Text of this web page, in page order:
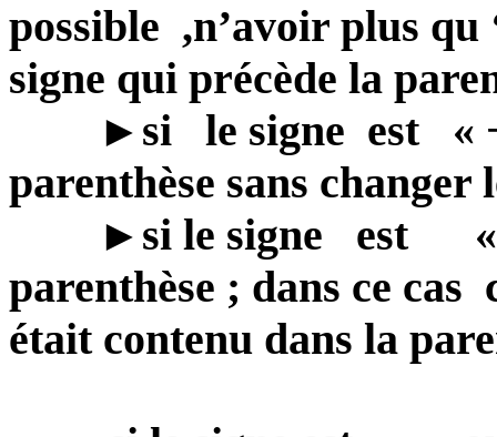
possible ,n’avoir plus qu
signe qui précède la
► si le signe est
«
parenthèse sans changer
► si le signe est
parenthèse ; dans ce cas
était contenu dans la